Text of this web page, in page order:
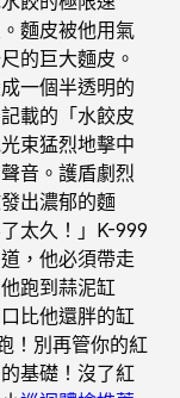
麵皮被他用氣
的巨大麵皮。
一個半透明的
載的「水餃皮
束猛烈地擊中
音。護盾劇烈
出濃郁的麵
太久！」K-999
，他必須帶走
跑到蒜泥缸
比他還胖的缸
！別再管你的紅
基礎！沒了紅